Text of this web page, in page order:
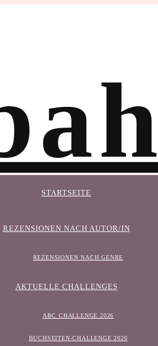
STARTSEITE
REZENSIONEN NACH AUTOR/IN
REZENSIONEN NACH GENRE
AKTUELLE CHALLENGES
ABC CHALLENGE 2026
BUCHSEITEN-CHALLENGE 2026